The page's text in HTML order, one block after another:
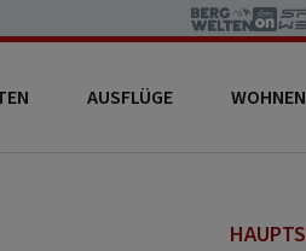
AUSFLÜGE WOHNEN